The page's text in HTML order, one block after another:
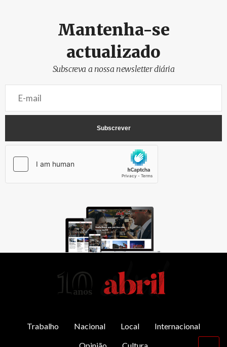
Mantenha-se
actualizado
Subscreva a nossa newsletter diária
Trabalho Nacional Local
Internacional